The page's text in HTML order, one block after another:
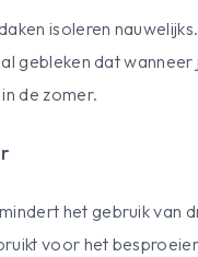
isoleren
gebleken dat
de zomer.
het gebruik van
voor het